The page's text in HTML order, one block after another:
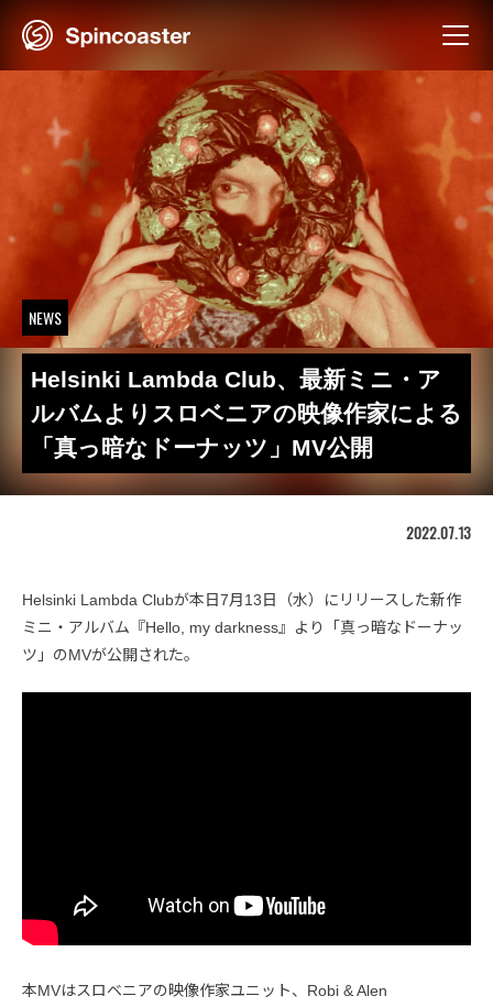
NEWS
Helsinki Lambda Club、最新ミニ・ア
ルバムよりスロベニアの映像作家による
「真っ暗なドーナッツ」MV公開
2022.07.13
Helsinki Lambda Clubが本日7月13日（水）にリリースした新作
ミニ・アルバム『Hello, my darkness』より「真っ暗なドーナッ
ツ」のMVが公開された。
本MVはスロベニアの映像作家ユニット、Robi & Alen